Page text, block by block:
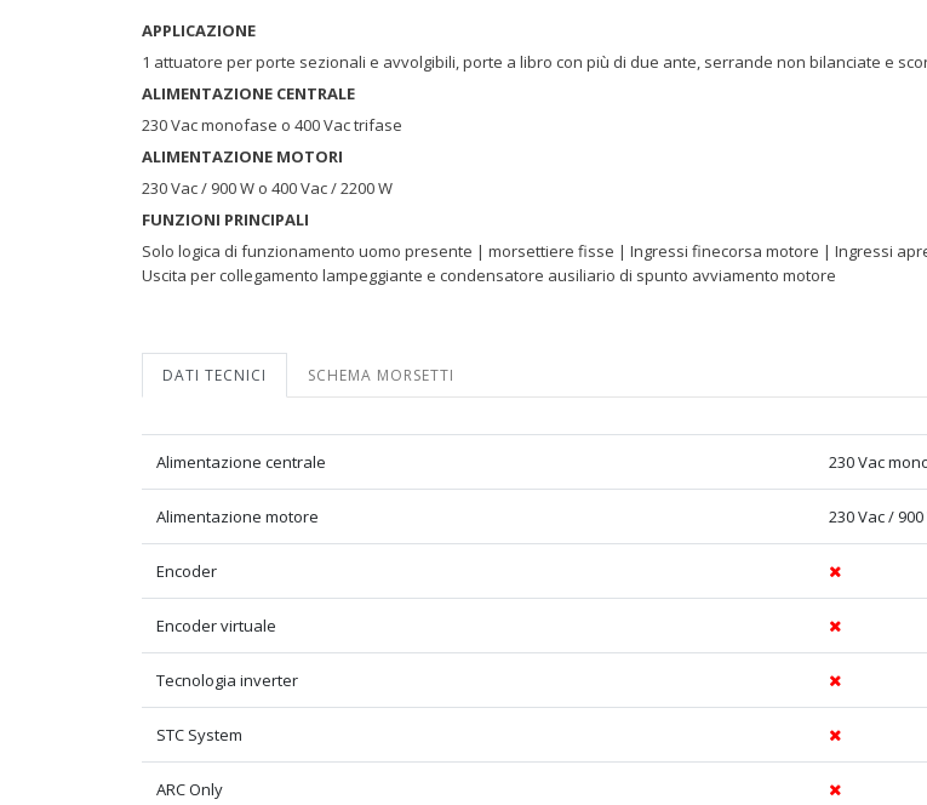
APPLICAZIONE
1 attuatore per porte sezionali e avvolgibili, porte a libro con più di due ante, serrande non bilanciate e
ALIMENTAZIONE CENTRALE
230 Vac monofase o 400 Vac trifase
ALIMENTAZIONE MOTORI
230 Vac / 900 W o 400 Vac / 2200 W
FUNZIONI PRINCIPALI
Solo logica di funzionamento uomo presente | morsettiere fisse | Ingressi finecorsa motore | Ingressi
Uscita per collegamento lampeggiante e condensatore ausiliario di spunto avviamento motore
DATI TECNICI SCHEMA MORSETTI
Alimentazione centrale 230 Vac
Alimentazione motore 230 Vac /
Encoder
Encoder virtuale
Tecnologia inverter
STC System
ARC Only